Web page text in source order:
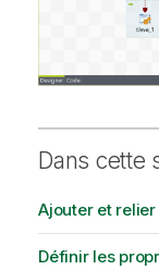
Dans cette
Ajouter et
Définir les